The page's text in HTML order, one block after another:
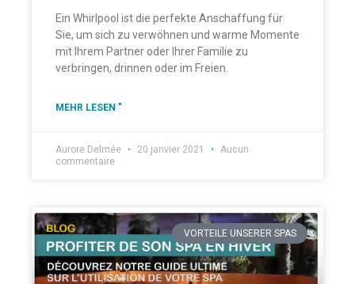
Ein Whirlpool ist die perfekte Anschaffung für
Sie, um sich zu verwöhnen und warme Momente
mit Ihrem Partner oder Ihrer Familie zu
verbringen, drinnen oder im Freien.
MEHR LESEN "
Aurore Delmée 20 janvier 2021
Aucun
commentaire
VORTEILE UNSERER SPAS